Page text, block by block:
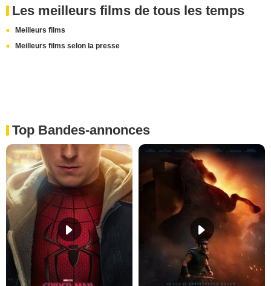
Les meilleurs films de tous les temps
Meilleurs films
Meilleurs films selon la presse
Top Bandes-annonces